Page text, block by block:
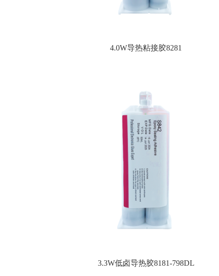
4.0W导热粘接胶8281
3.3W低卤导热胶8181-798DL